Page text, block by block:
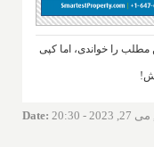
را خواندی، اما کپی
Date: - 20:30